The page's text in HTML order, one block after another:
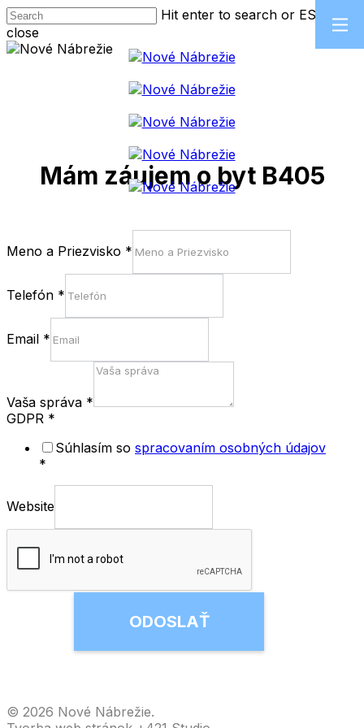
Skip
to
main
Hit enter to search or ESC to
close
Close
Mám záujem o byt B405
Meno a Priezvisko *
Telefón *
Email *
Vaša správa *
GDPR *
Súhlasím so spracovaním osobných údajov
*
Website
ODOSLAŤ
© 2026 Nové Nábrežie.